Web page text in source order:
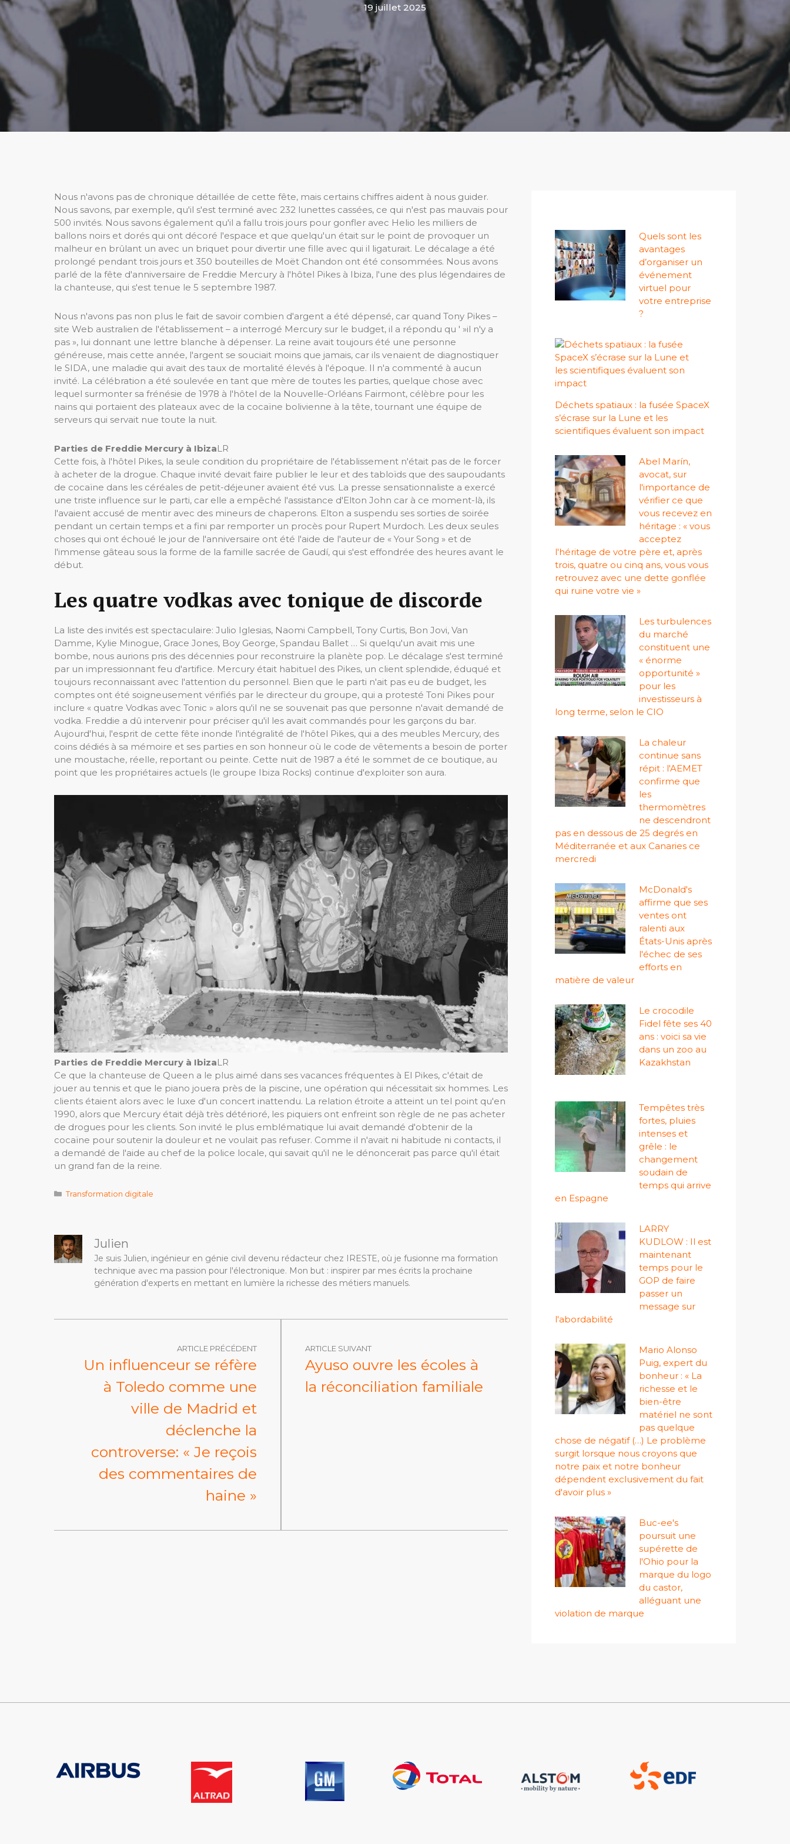
19 juillet 2025
Nous n'avons pas de chronique détaillée de cette fête, mais certains chiffres aident à nous guider.
Nous savons, par exemple, qu'il s'est terminé avec 232 lunettes cassées, ce qui n'est pas mauvais pour
500 invités. Nous savons également qu'il a fallu trois jours pour gonfler avec Helio les milliers de
ballons noirs et dorés qui ont décoré l'espace et que quelqu'un était sur le point de provoquer un
malheur en brûlant un avec un briquet pour divertir une fille avec qui il ligaturait. Le décalage a été
prolongé pendant trois jours et 350 bouteilles de Moët Chandon ont été consommées. Nous avons
parlé de la fête d'anniversaire de Freddie Mercury à l'hôtel Pikes à Ibiza, l'une des plus légendaires de
la chanteuse, qui s'est tenue le 5 septembre 1987.
Nous n'avons pas non plus le fait de savoir combien d'argent a été dépensé, car quand Tony Pikes –
site Web australien de l'établissement – a interrogé Mercury sur le budget, il a répondu qu ' »il n'y a
pas », lui donnant une lettre blanche à dépenser. La reine avait toujours été une personne
généreuse, mais cette année, l'argent se souciait moins que jamais, car ils venaient de diagnostiquer
le SIDA, une maladie qui avait des taux de mortalité élevés à l'époque. Il n'a commenté à aucun
invité. La célébration a été soulevée en tant que mère de toutes les parties, quelque chose avec
lequel surmonter sa frénésie de 1978 à l'hôtel de la Nouvelle-Orléans Fairmont, célèbre pour les
nains qui portaient des plateaux avec de la cocaïne bolivienne à la tête, tournant une équipe de
serveurs qui servait nue toute la nuit.
Parties de Freddie Mercury à IbizaLR
Cette fois, à l'hôtel Pikes, la seule condition du propriétaire de l'établissement n'était pas de le forcer
à acheter de la drogue. Chaque invité devait faire publier le leur et des tabloïds que des saupoudants
de cocaïne dans les céréales de petit-déjeuner avaient été vus. La presse sensationnaliste a exercé
une triste influence sur le parti, car elle a empêché l'assistance d'Elton John car à ce moment-là, ils
l'avaient accusé de mentir avec des mineurs de chaperons. Elton a suspendu ses sorties de soirée
pendant un certain temps et a fini par remporter un procès pour Rupert Murdoch. Les deux seules
choses qui ont échoué le jour de l'anniversaire ont été l'aide de l'auteur de « Your Song » et de
l'immense gâteau sous la forme de la famille sacrée de Gaudí, qui s'est effondrée des heures avant le
début.
Les quatre vodkas avec tonique de discorde
La liste des invités est spectaculaire: Julio Iglesias, Naomi Campbell, Tony Curtis, Bon Jovi, Van
Damme, Kylie Minogue, Grace Jones, Boy George, Spandau Ballet … Si quelqu'un avait mis une
bombe, nous aurions pris des décennies pour reconstruire la planète pop. Le décalage s'est terminé
par un impressionnant feu d'artifice. Mercury était habituel des Pikes, un client splendide, éduqué et
toujours reconnaissant avec l'attention du personnel. Bien que le parti n'ait pas eu de budget, les
comptes ont été soigneusement vérifiés par le directeur du groupe, qui a protesté Toni Pikes pour
inclure « quatre Vodkas avec Tonic » alors qu'il ne se souvenait pas que personne n'avait demandé de
vodka. Freddie a dû intervenir pour préciser qu'il les avait commandés pour les garçons du bar.
Aujourd'hui, l'esprit de cette fête inonde l'intégralité de l'hôtel Pikes, qui a des meubles Mercury, des
coins dédiés à sa mémoire et ses parties en son honneur où le code de vêtements a besoin de porter
une moustache, réelle, reportant ou peinte. Cette nuit de 1987 a été le sommet de ce boutique, au
point que les propriétaires actuels (le groupe Ibiza Rocks) continue d'exploiter son aura.
Parties de Freddie Mercury à IbizaLR
Ce que la chanteuse de Queen a le plus aimé dans ses vacances fréquentes à El Pikes, c'était de
jouer au tennis et que le piano jouera près de la piscine, une opération qui nécessitait six hommes. Les
clients étaient alors avec le luxe d'un concert inattendu. La relation étroite a atteint un tel point qu'en
1990, alors que Mercury était déjà très détérioré, les piquiers ont enfreint son règle de ne pas acheter
de drogues pour les clients. Son invité le plus emblématique lui avait demandé d'obtenir de la
cocaïne pour soutenir la douleur et ne voulait pas refuser. Comme il n'avait ni habitude ni contacts, il
a demandé de l'aide au chef de la police locale, qui savait qu'il ne le dénoncerait pas parce qu'il était
un grand fan de la reine.
Catégories
Transformation digitale
Julien
Je suis Julien, ingénieur en génie civil devenu rédacteur chez IRESTE, où je fusionne ma formation
technique avec ma passion pour l'électronique. Mon but : inspirer par mes écrits la prochaine
génération d'experts en mettant en lumière la richesse des métiers manuels.
ARTICLE PRÉCÉDENT
Un influenceur se réfère
à Toledo comme une
ville de Madrid et
déclenche la
controverse: « Je reçois
des commentaires de
haine »
ARTICLE SUIVANT
Ayuso ouvre les écoles à
la réconciliation familiale
Quels sont les
avantages
d’organiser un
événement
virtuel pour
votre entreprise
?
Déchets spatiaux : la fusée SpaceX
s’écrase sur la Lune et les
scientifiques évaluent son impact
Abel Marín,
avocat, sur
l'importance de
vérifier ce que
vous recevez en
héritage : « vous
acceptez
l'héritage de votre père et, après
trois, quatre ou cinq ans, vous vous
retrouvez avec une dette gonflée
qui ruine votre vie »
Les turbulences
du marché
constituent une
« énorme
opportunité »
pour les
investisseurs à
long terme, selon le CIO
La chaleur
continue sans
répit : l'AEMET
confirme que
les
thermomètres
ne descendront
pas en dessous de 25 degrés en
Méditerranée et aux Canaries ce
mercredi
McDonald's
affirme que ses
ventes ont
ralenti aux
États-Unis après
l'échec de ses
efforts en
matière de valeur
Le crocodile
Fidel fête ses 40
ans : voici sa vie
dans un zoo au
Kazakhstan
Tempêtes très
fortes, pluies
intenses et
grêle : le
changement
soudain de
temps qui arrive
en Espagne
LARRY
KUDLOW : Il est
maintenant
temps pour le
GOP de faire
passer un
message sur
l'abordabilité
Mario Alonso
Puig, expert du
bonheur : « La
richesse et le
bien-être
matériel ne sont
pas quelque
chose de négatif (…) Le problème
surgit lorsque nous croyons que
notre paix et notre bonheur
dépendent exclusivement du fait
d'avoir plus »
Buc-ee's
poursuit une
supérette de
l'Ohio pour la
marque du logo
du castor,
alléguant une
violation de marque